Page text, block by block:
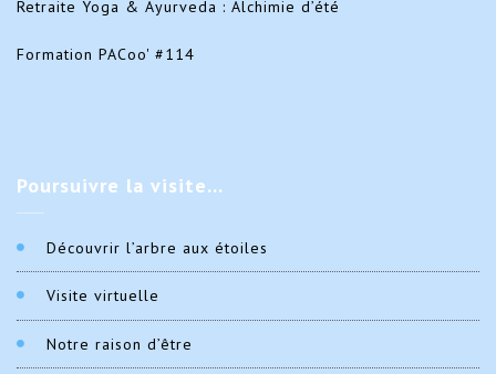
Retraite Yoga & Ayurveda : Alchimie d’été
Formation PACoo' #114
Poursuivre la visite…
Découvrir l’arbre aux étoiles
Visite virtuelle
Notre raison d’être